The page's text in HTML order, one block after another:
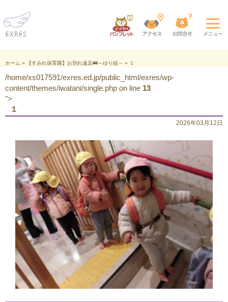
ホーム » 【すみれ保育園】お別れ遠足🚌～ゆり組～ » １
/home/xs017591/exres.ed.jp/public_html/exres/wp-
content/themes/iwatani/single.php on line 13
">
１
2026年03月12日